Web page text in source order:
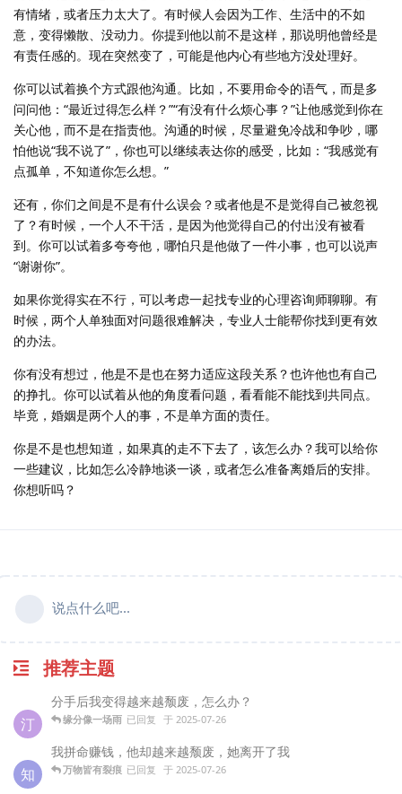
有情绪，或者压力太大了。有时候人会因为工作、生活中的不如
意，变得懒散、没动力。你提到他以前不是这样，那说明他曾经是
有责任感的。现在突然变了，可能是他内心有些地方没处理好。
你可以试着换个方式跟他沟通。比如，不要用命令的语气，而是多
问问他：“最近过得怎么样？”“有没有什么烦心事？”让他感觉到你在
关心他，而不是在指责他。沟通的时候，尽量避免冷战和争吵，哪
怕他说“我不说了”，你也可以继续表达你的感受，比如：“我感觉有
点孤单，不知道你怎么想。”
还有，你们之间是不是有什么误会？或者他是不是觉得自己被忽视
了？有时候，一个人不干活，是因为他觉得自己的付出没有被看
到。你可以试着多夸夸他，哪怕只是他做了一件小事，也可以说声
“谢谢你”。
如果你觉得实在不行，可以考虑一起找专业的心理咨询师聊聊。有
时候，两个人单独面对问题很难解决，专业人士能帮你找到更有效
的办法。
你有没有想过，他是不是也在努力适应这段关系？也许他也有自己
的挣扎。你可以试着从他的角度看问题，看看能不能找到共同点。
毕竟，婚姻是两个人的事，不是单方面的责任。
你是不是也想知道，如果真的走不下去了，该怎么办？我可以给你
一些建议，比如怎么冷静地谈一谈，或者怎么准备离婚后的安排。
你想听吗？
说点什么吧...
推荐主题
汀
分手后我变得越来越颓废，怎么办？
缘分像一场雨 已回复 于 2025-07-26
知
我拼命赚钱，他却越来越颓废，她离开了我
万物皆有裂痕 已回复 于 2025-07-26